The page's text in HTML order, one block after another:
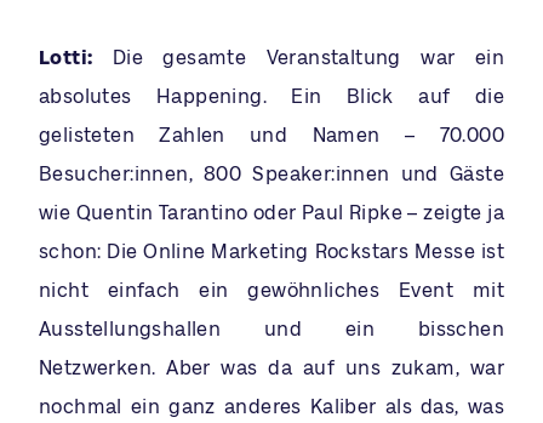
Lotti: Die gesamte Veranstaltung war ein
absolutes Happening. Ein Blick auf die
gelisteten Zahlen und Namen – 70.000
Besucher:innen, 800 Speaker:innen und Gäste
wie Quentin Tarantino oder Paul Ripke – zeigte ja
schon: Die Online Marketing Rockstars Messe ist
nicht einfach ein gewöhnliches Event mit
Ausstellungshallen und ein bisschen
Netzwerken. Aber was da auf uns zukam, war
nochmal ein ganz anderes Kaliber als das, was